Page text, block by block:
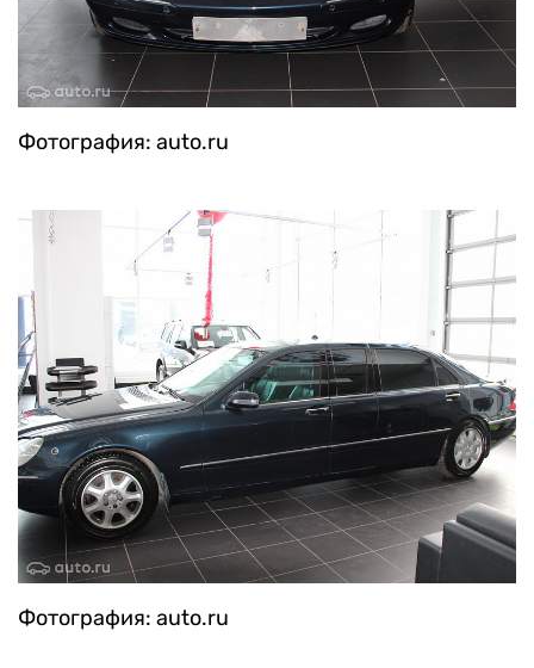
Фотография: auto.ru
Фотография: auto.ru